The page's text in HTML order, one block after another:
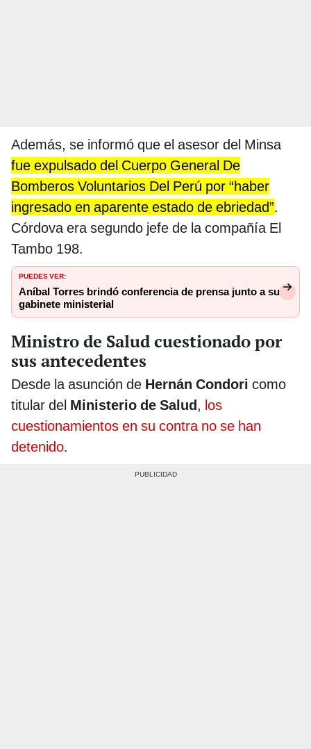
Además, se informó que el asesor del Minsa
fue expulsado del Cuerpo General De
Bomberos Voluntarios Del Perú por “haber
ingresado en aparente estado de ebriedad”.
Córdova era segundo jefe de la compañía El
Tambo 198.
PUEDES VER:
Aníbal Torres brindó conferencia de prensa junto a su
gabinete ministerial
Ministro de Salud cuestionado por
sus antecedentes
Desde la asunción de Hernán Condori como
titular del Ministerio de Salud, los
cuestionamientos en su contra no se han
detenido.